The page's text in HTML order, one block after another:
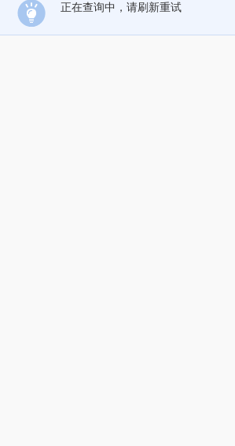
正在查询中，请刷新重试